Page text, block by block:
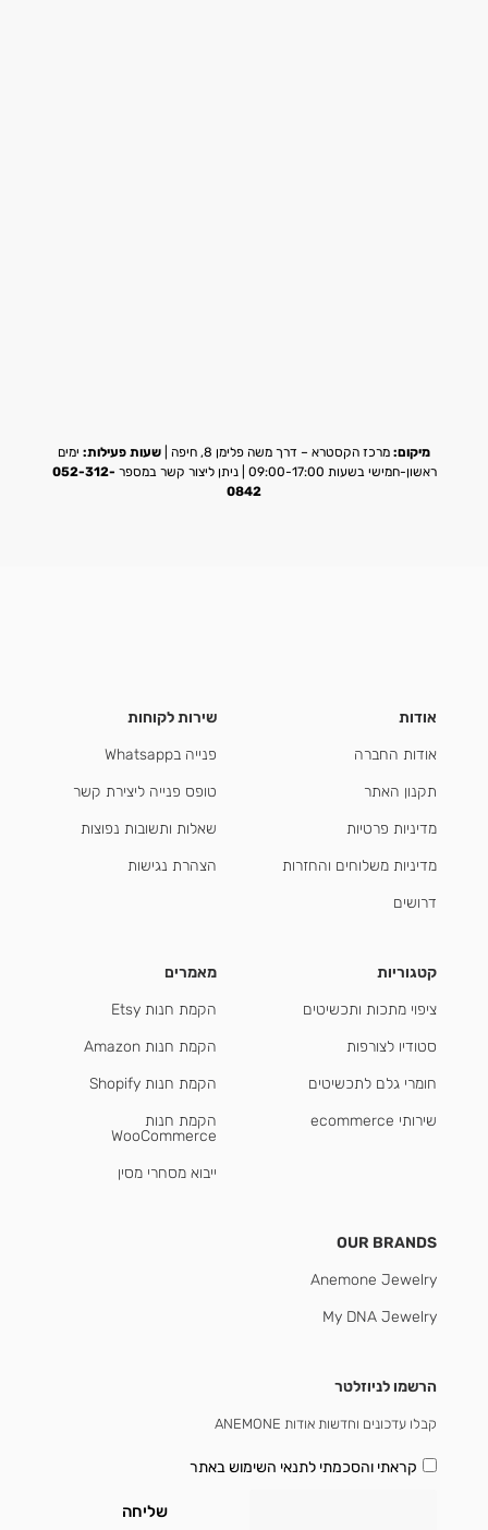
מיקום: מרכז הקסטרא – דרך משה פלימן 8, חיפה | שעות פעילות: ימים
ראשון-חמישי בשעות 09:00-17:00 | ניתן ליצור קשר במספר
052-312-
0842
אודות
אודות החברה
תקנון האתר
מדיניות פרטיות
מדיניות משלוחים והחזרות
דרושים
שירות לקוחות
פנייה בWhatsapp
טופס פנייה ליצירת קשר
שאלות ותשובות נפוצות
הצהרת נגישות
קטגוריות
ציפוי מתכות ותכשיטים
סטודיו לצורפות
חומרי גלם לתכשיטים
שירותי ecommerce
מאמרים
הקמת חנות Etsy
הקמת חנות Amazon
הקמת חנות Shopify
הקמת חנות
WooCommerce
ייבוא מסחרי מסין
OUR BRANDS
Anemone Jewelry
My DNA Jewelry
הרשמו לניוזלטר
קבלו עדכונים וחדשות אודות ANEMONE
קראתי והסכמתילתנאי השימוש באתר
שליחה